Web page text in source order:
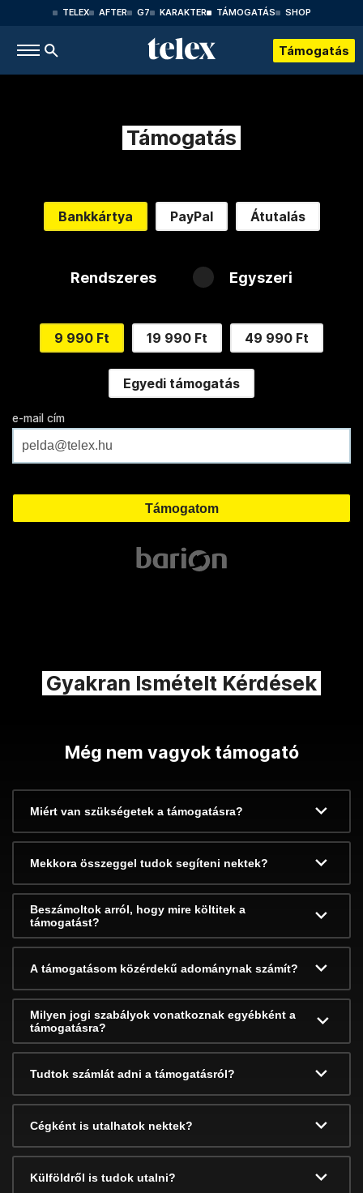
TELEX AFTER G7 KARAKTER TÁMOGATÁS SHOP
Támogatás
Támogatás
Bankkártya PayPal Átutalás
Rendszeres Egyszeri
9 990 Ft 19 990 Ft 49 990 Ft
Egyedi támogatás
e-mail cím
Gyakran Ismételt Kérdések
Még nem vagyok támogató
Miért van szükségetek a támogatásra?
Mekkora összeggel tudok segíteni nektek?
Beszámoltok arról, hogy mire költitek a
támogatást?
A támogatásom közérdekű adománynak számít?
Milyen jogi szabályok vonatkoznak egyébként a
támogatásra?
Tudtok számlát adni a támogatásról?
Cégként is utalhatok nektek?
Külföldről is tudok utalni?